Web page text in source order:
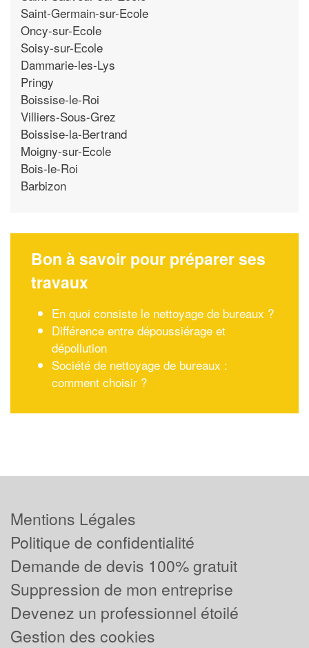
Saint-Germain-sur-Ecole
Oncy-sur-Ecole
Soisy-sur-Ecole
Dammarie-les-Lys
Pringy
Boissise-le-Roi
Villiers-Sous-Grez
Boissise-la-Bertrand
Moigny-sur-Ecole
Bois-le-Roi
Barbizon
Bon à savoir pour préparer ses
travaux
En quoi consiste le nettoyage de bureaux ?
Différence entre dépoussiérage et
dépollution
Société de nettoyage de bureaux :
comment choisir ?
Mentions Légales
Politique de confidentialité
Demande de devis 100% gratuit
Suppression de mon entreprise
Devenez un professionnel étoilé
Gestion des cookies